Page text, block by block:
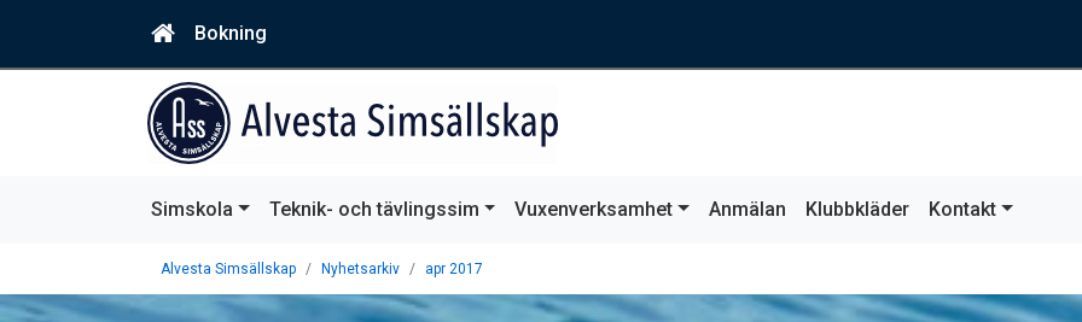
Bokning
Simskola Teknik- och tävlingssim Vuxenverksamhet Anmälan Klubbkläder Kontakt
Alvesta Simsällskap Nyhetsarkiv apr 2017